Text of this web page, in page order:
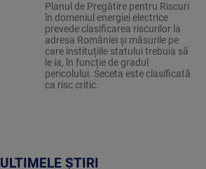
Planul de Pregătire pentru Riscuri
în domeniul energiei electrice
prevede clasificarea riscurilor la
adresa României și măsurile pe
care instituțiile statului trebuia să
le ia, în funcție de gradul
pericolului. Seceta este clasificată
ca risc critic.
ULTIMELE ȘTIRI